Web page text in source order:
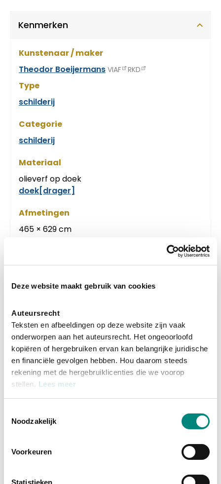
Deze website maakt gebruik van cookies
Auteursrecht
Teksten en afbeeldingen op deze website zijn vaak
onderworpen aan het auteursrecht. Het ongeoorloofd
kopiëren of hergebruiken ervan kan belangrijke juridische
en financiële gevolgen hebben. Hou daarom steeds
rekening met de hergebruiklicenties die we voorop
stellen. Lees meer
Net als andere websites, maken ook wij gebruik van
cookies. Cookies zijn kleine tekstbestanden die op je
computer worden geplaatst wanneer je onze website
bezoekt. Cookies maken het correct functioneren van
onze website gebruiken. Sommige cookies zijn
Noodzakelijk
Voorkeuren
Statistieken
Kenmerken
Kunstenaar / maker
Theodor Boeijermans VIAF RKD
Type
schilderij
Categorie
schilderij
Materiaal
olieverf op doek
doek[drager]
Afmetingen
465 × 629 cm
In depot / in bruikleen
Objectnummer
Beschrijving
Bibliografie
Linked open data